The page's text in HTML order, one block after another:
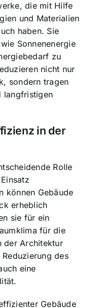
die mit Hilfe
und Materialien
haben. Sie
Sonnenenergie
zu
nicht nur
sondern tragen
langfristigen
in der
Rolle
können Gebäude
erheblich
sie für ein
für die
der Architektur
des
eine
Gebäude